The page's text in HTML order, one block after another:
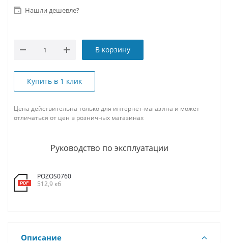
Нашли дешевле?
В корзину
Купить в 1 клик
Цена действительна только для интернет-магазина и может
отличаться от цен в розничных магазинах
Руководство по эксплуатации
POZOS0760
512,9 кб
Описание